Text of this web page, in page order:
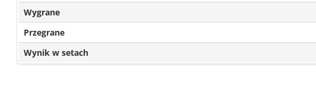
Wygrane
Przegrane
Wynik w setach